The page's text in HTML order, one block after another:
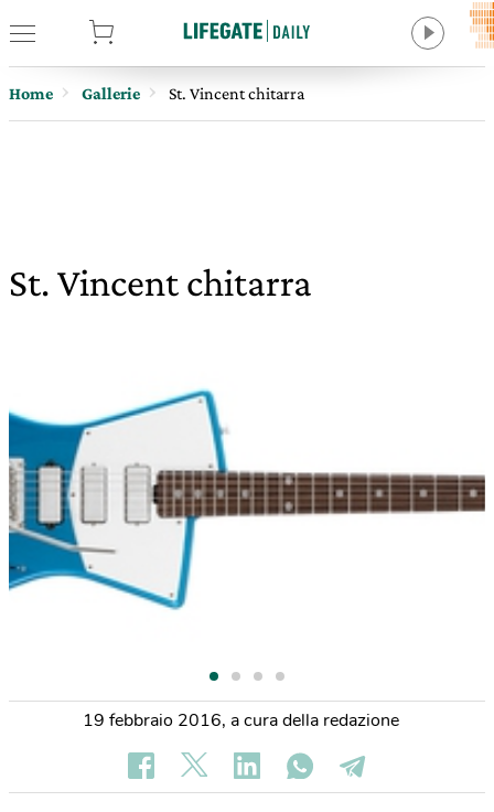
Home Gallerie St. Vincent chitarra
St. Vincent chitarra
19 febbraio 2016, a cura della redazione